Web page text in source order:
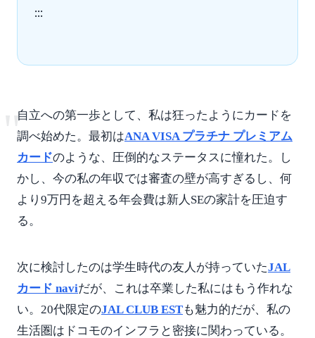
:::
"自立への第一歩として、私は狂ったようにカードを
調べ始めた。最初はANA VISA プラチナ プレミアム
カードのような、圧倒的なステータスに憧れた。し
かし、今の私の年収では審査の壁が高すぎるし、何
より9万円を超える年会費は新人SEの家計を圧迫す
る。
次に検討したのは学生時代の友人が持っていたJAL
カード naviだが、これは卒業した私にはもう作れな
い。20代限定のJAL CLUB ESTも魅力的だが、私の
生活圏はドコモのインフラと密接に関わっている。